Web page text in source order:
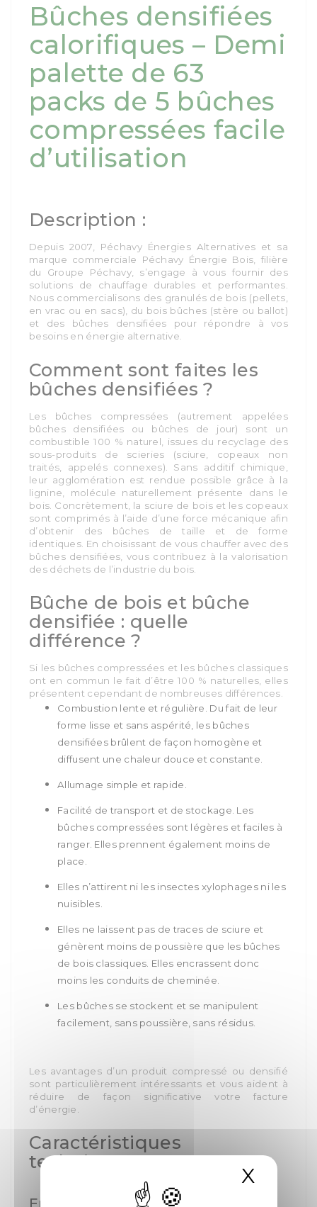
X
Bûches densifiées
calorifiques – Demi
palette de 63
packs de 5 bûches
compressées facile
d’utilisation
Description :
Depuis 2007, Péchavy Énergies Alternatives et sa
marque commerciale Péchavy Énergie Bois, filière
du Groupe Péchavy, s’engage à vous fournir des
solutions de chauffage durables et performantes.
Nous commercialisons des granulés de bois (pellets,
en vrac ou en sacs), du bois bûches (stère ou ballot)
et des bûches densifiées pour répondre à vos
besoins en énergie alternative.
Comment sont faites les
bûches densifiées ?
Les bûches compressées (autrement appelées
bûches densifiées ou bûches de jour) sont un
combustible 100 % naturel, issues du recyclage des
sous-produits de scieries (sciure, copeaux non
traités, appelés connexes). Sans additif chimique,
leur agglomération est rendue possible grâce à la
lignine, molécule naturellement présente dans le
bois. Concrètement, la sciure de bois et les copeaux
sont comprimés à l’aide d’une force mécanique afin
d’obtenir des bûches de taille et de forme
identiques. En choisissant de vous chauffer avec des
bûches densifiées, vous contribuez à la valorisation
des déchets de l’industrie du bois.
Bûche de bois et bûche
densifiée : quelle
différence ?
Si les bûches compressées et les bûches classiques
ont en commun le fait d’être 100 % naturelles, elles
présentent cependant de nombreuses différences.
Combustion lente et régulière. Du fait de leur
forme lisse et sans aspérité, les bûches
densifiées brûlent de façon homogène et
diffusent une chaleur douce et constante.
Allumage simple et rapide.
Facilité de transport et de stockage. Les
bûches compressées sont légères et faciles à
ranger. Elles prennent également moins de
place.
Elles n’attirent ni les insectes xylophages ni les
nuisibles.
Elles ne laissent pas de traces de sciure et
génèrent moins de poussière que les bûches
de bois classiques. Elles encrassent donc
moins les conduits de cheminée.
Les bûches se stockent et se manipulent
facilement, sans poussière, sans résidus.
Les avantages d’un produit compressé ou densifié
sont particulièrement intéressants et vous aident à
réduire de façon significative votre facture
d’énergie.
Caractéristiques
techniques :
En quoi la bûche de bois densifié